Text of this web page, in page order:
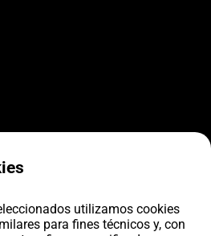
utilizamos cookies
para fines técnicos y, con